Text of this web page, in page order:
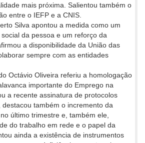
mais próxima. Salientou também o
entre o IEFP e a CNIS.
Silva apontou a medida como um
da pessoa e um reforço da
a disponibilidade da União das
sempre com as entidades
Octávio Oliveira referiu a homologação
importante do Emprego na
a recente assinatura de protocolos
destacou também o incremento da
último trimestre e, também ele,
do trabalho em rede e o papel da
ainda a existência de instrumentos